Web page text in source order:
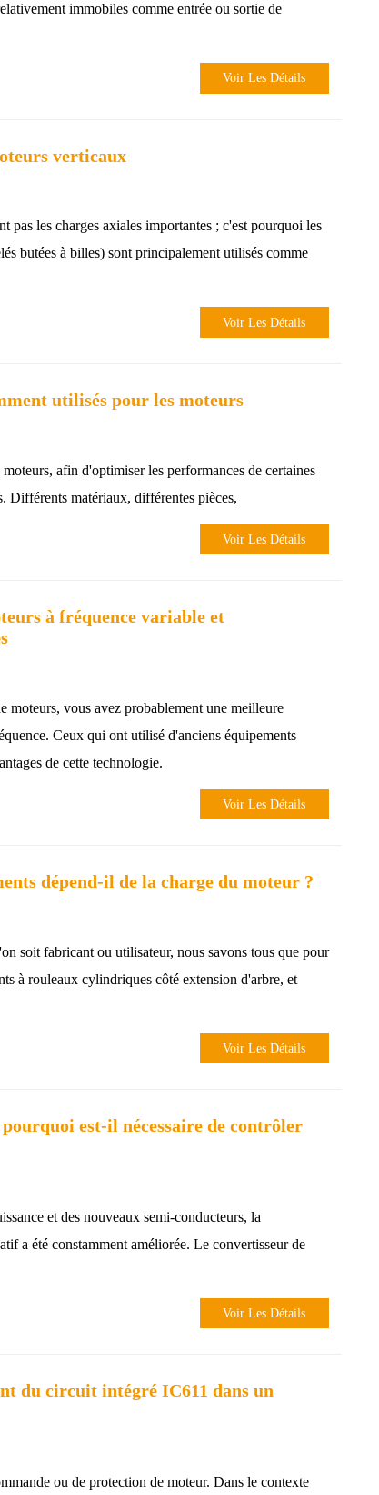
immobiles comme entrée ou sortie de
Voir Les Détails
verticaux
pas les charges axiales importantes ; c'est pourquoi les
butées à billes) sont principalement utilisés comme
Voir Les Détails
utilisés pour les moteurs
afin d'optimiser les performances de certaines
Différents matériaux, différentes pièces,
Voir Les Détails
à fréquence variable et
moteurs, vous avez probablement une meilleure
Ceux qui ont utilisé d'anciens équipements
de cette technologie.
Voir Les Détails
dépend-il de la charge du moteur ?
soit fabricant ou utilisateur, nous savons tous que pour
à rouleaux cylindriques côté extension d'arbre, et
Voir Les Détails
est-il nécessaire de contrôler
et des nouveaux semi-conducteurs, la
a été constamment améliorée. Le convertisseur de
Voir Les Détails
du circuit intégré IC611 dans un
ou de protection de moteur. Dans le contexte